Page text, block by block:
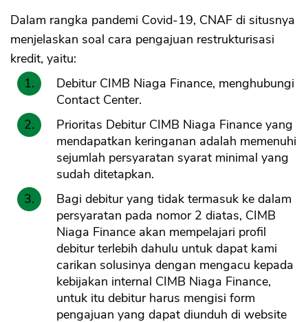
Dalam rangka pandemi Covid-19, CNAF di situsnya
menjelaskan soal cara pengajuan restrukturisasi
kredit, yaitu:
Debitur CIMB Niaga Finance, menghubungi
Contact Center.
Prioritas Debitur CIMB Niaga Finance yang
mendapatkan keringanan adalah memenuhi
sejumlah persyaratan syarat minimal yang
sudah ditetapkan.
Bagi debitur yang tidak termasuk ke dalam
persyaratan pada nomor 2 diatas, CIMB
Niaga Finance akan mempelajari profil
debitur terlebih dahulu untuk dapat kami
carikan solusinya dengan mengacu kepada
kebijakan internal CIMB Niaga Finance,
untuk itu debitur harus mengisi form
pengajuan yang dapat diunduh di website